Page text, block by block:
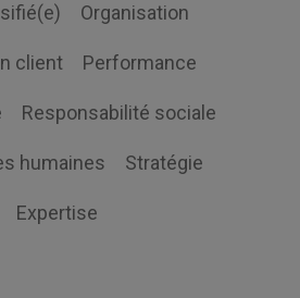
Organisation
client Performance
Responsabilité sociale
humaines Stratégie
Expertise